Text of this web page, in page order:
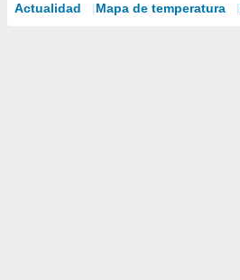
Actualidad Mapa de temperatura